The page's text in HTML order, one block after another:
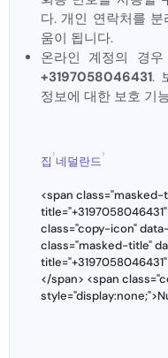
다. 개인 연락처를
움이 됩니다.
온라인 계정의 경우
+3197058046431.
정보에 대한 보호 기
집
›
네덜란드
›
<span
class="copy-icon"
class="masked-title"
</span> <span